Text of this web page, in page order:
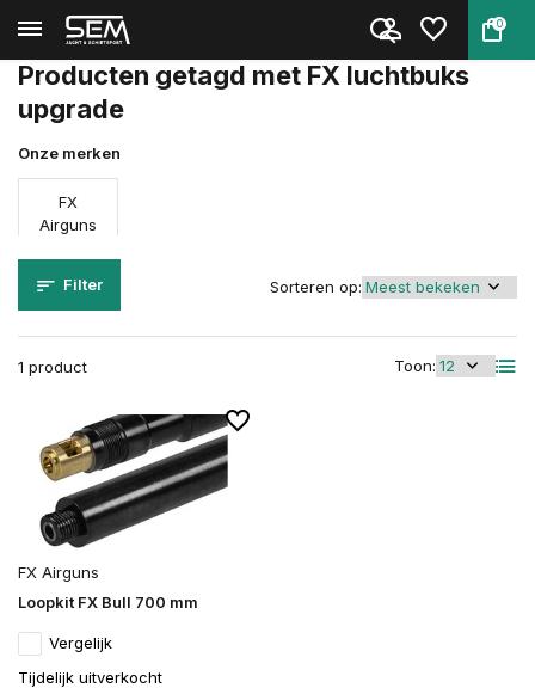
0
Terug Home FX luchtbuks upgrade
Producten getagd met FX luchtbuks
upgrade
Onze merken
FX
Airguns
Filter
1 product Toon:
Sorteren op:
FX Airguns
Loopkit FX Bull 700 mm
Vergelijk
Tijdelijk uitverkocht